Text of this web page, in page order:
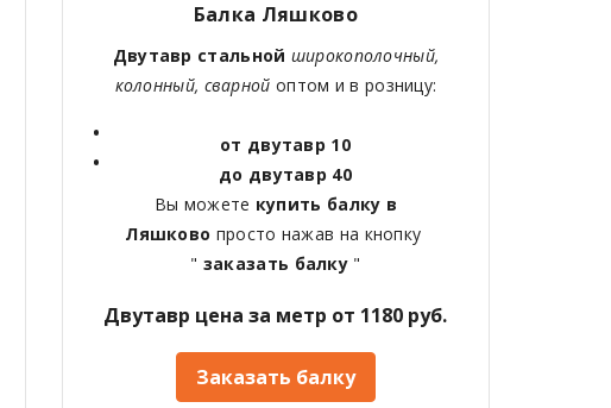
Балка Ляшково
Двутавр стальной широкополочный,
колонный, сварной оптом и в розницу:
от двутавр 10
до двутавр 40
Вы можете купить балку в
Ляшково просто нажав на кнопку
" заказать балку "
Двутавр цена за метр от 1180 руб.
Заказать балку